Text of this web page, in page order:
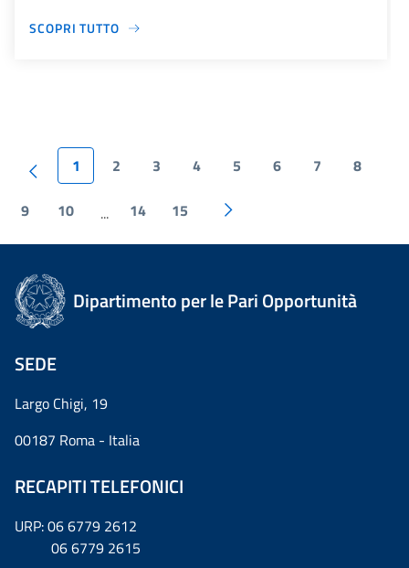
SCOPRI TUTTO
1 2 3 4 5 6 7 8
9 10 ... 14 15
Dipartimento per le Pari Opportunità
SEDE
Largo Chigi, 19
00187 Roma - Italia
RECAPITI TELEFONICI
URP: 06 6779 2612
06 6779 2615